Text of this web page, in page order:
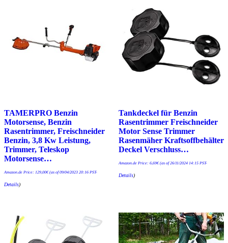
TAMERPRO Benzin
Motorsense, Benzin
Rasentrimmer, Freischneider
Benzin, 3,8 Kw Leistung,
Trimmer, Teleskop
Motorsense…
Amazon.de Price: 129,00€(as of 09/04/2023 20:16 PST-
Details)
Tankdeckel für Benzin
Rasentrimmer Freischneider
Motor Sense Trimmer
Rasenmäher Kraftsoffbehälter
Deckel Verschluss…
Amazon.de Price: 6,69€(as of 26/11/2024 14:15 PST-
Details)